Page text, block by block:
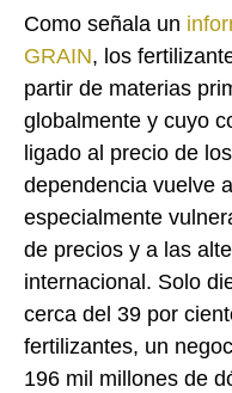
Como señala un
GRAIN, los
partir de materias
globalmente y cuyo
ligado al precio de
dependencia vuelve
especialmente
de precios y a las
internacional. Solo
cerca del 39 por
fertilizantes, un
196 mil millones de